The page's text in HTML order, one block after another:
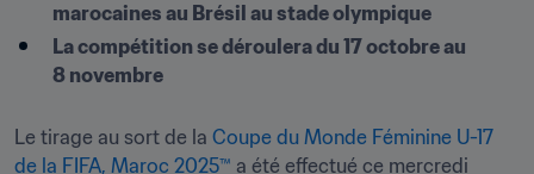
marocaines au Brésil au stade olympique
La compétition se déroulera du 17 octobre au
8 novembre
Le tirage au sort de la Coupe du Monde Féminine U-17
de la FIFA, Maroc 2025™ a été effectué ce mercredi